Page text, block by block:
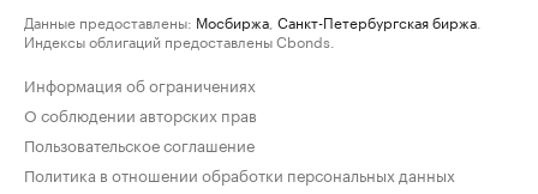
Данные предоставлены: Мосбиржа Санкт-Петербургская биржа
Индексы облигаций предоставлены Cbonds.
Информация об ограничениях
О соблюдении авторских прав
Пользовательское соглашение
Политика в отношении обработки персональных данных